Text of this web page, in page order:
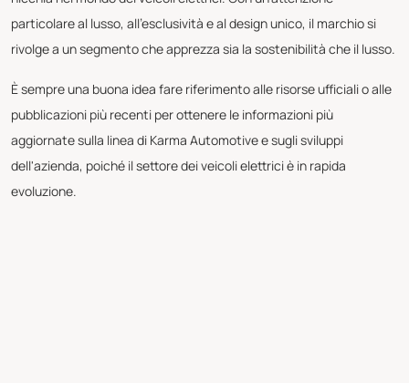
particolare al lusso, all'esclusività e al design unico, il marchio si
rivolge a un segmento che apprezza sia la sostenibilità che il lusso.
È sempre una buona idea fare riferimento alle risorse ufficiali o alle
pubblicazioni più recenti per ottenere le informazioni più
aggiornate sulla linea di Karma Automotive e sugli sviluppi
dell'azienda, poiché il settore dei veicoli elettrici è in rapida
evoluzione.